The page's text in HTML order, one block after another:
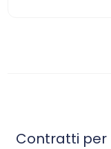
Contratti per